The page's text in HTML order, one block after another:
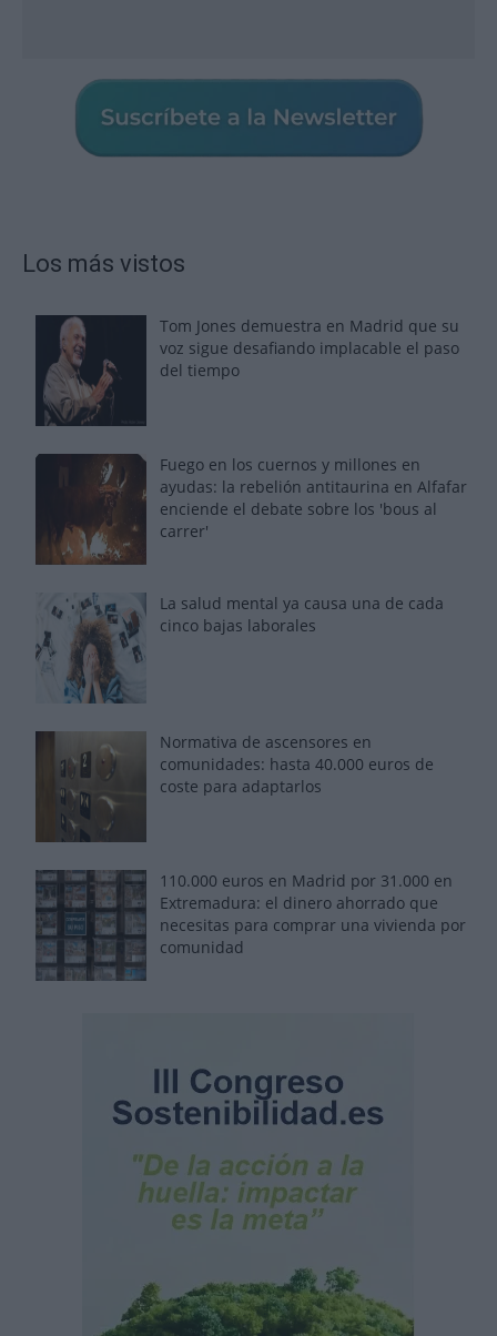
Los más vistos
Tom Jones demuestra en Madrid que su
voz sigue desafiando implacable el paso
del tiempo
Fuego en los cuernos y millones en
ayudas: la rebelión antitaurina en Alfafar
enciende el debate sobre los 'bous al
carrer'
La salud mental ya causa una de cada
cinco bajas laborales
Normativa de ascensores en
comunidades: hasta 40.000 euros de
coste para adaptarlos
110.000 euros en Madrid por 31.000 en
Extremadura: el dinero ahorrado que
necesitas para comprar una vivienda por
comunidad